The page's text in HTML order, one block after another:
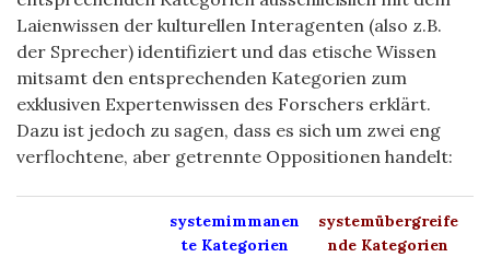
Laienwissen der kulturellen Interagenten (also z.B.
der Sprecher) identifiziert und das etische Wissen
mitsamt den entsprechenden Kategorien zum
exklusiven Expertenwissen des Forschers erklärt.
Dazu ist jedoch zu sagen, dass es sich um zwei eng
verflochtene, aber getrennte Oppositionen handelt:
systemimmanen
te Kategorien
systemübergreife
nde Kategorien